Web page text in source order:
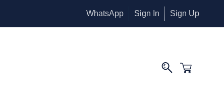
WhatsApp Sign In Sign Up